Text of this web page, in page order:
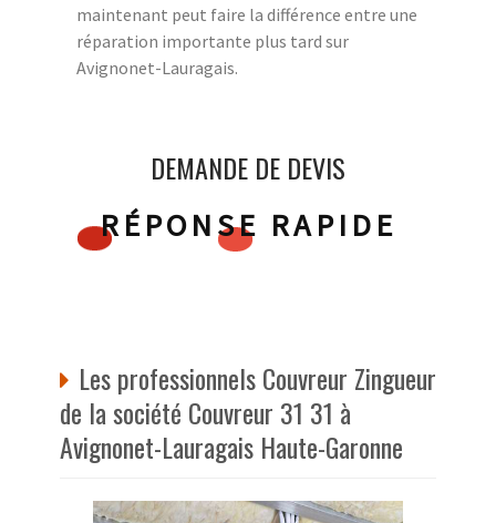
maintenant peut faire la différence entre une
réparation importante plus tard sur
Avignonet-Lauragais.
DEMANDE DE DEVIS
RÉPONSE RAPIDE
Les professionnels Couvreur Zingueur
de la société Couvreur 31 31 à
Avignonet-Lauragais Haute-Garonne